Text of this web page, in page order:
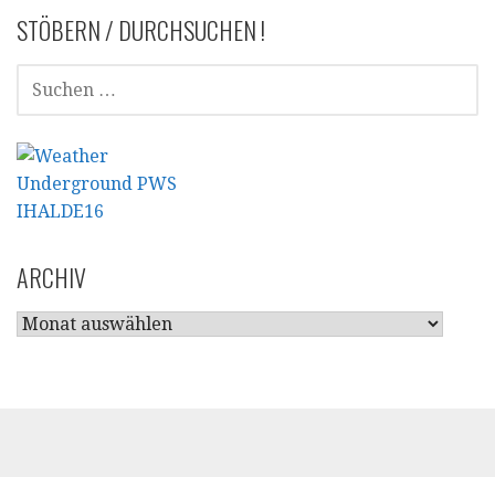
STÖBERN / DURCHSUCHEN !
SUCHEN
NACH:
ARCHIV
ARCHIV